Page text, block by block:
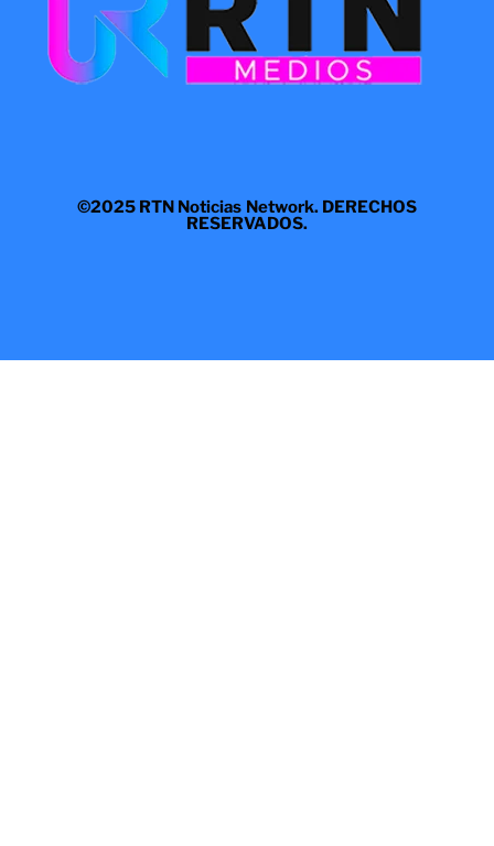
©2025 RTN Noticias Network. DERECHOS
RESERVADOS.